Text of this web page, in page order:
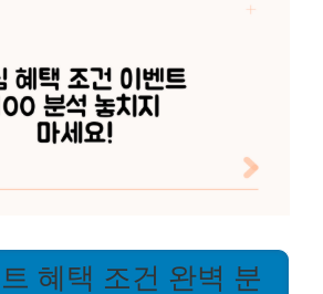
혜택 조건 완벽 분